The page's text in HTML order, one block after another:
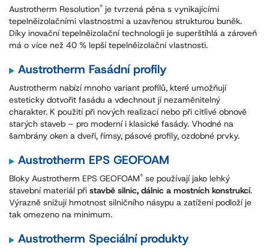
Austrotherm Resolution® je tvrzená pěna s vynikajícími
tepelněizolačními vlastnostmi a uzavřenou strukturou buněk.
Díky inovační tepelněizolační technologii je superštíhlá a zároveň
má o více než 40 % lepší tepelněizolační vlastnosti.
Austrotherm Fasádní profily
Austrotherm nabízí mnoho variant profilů, které umožňují
esteticky dotvořit fasádu a vdechnout jí nezaměnitelný
charakter. K použití při nových realizací nebo při citlivé obnově
starých staveb – pro moderní i klasické fasády. Vhodné na
šambrány oken a dveří, římsy, pásové profily, ozdobné prvky.
Austrotherm EPS GEOFOAM
Bloky Austrotherm EPS GEOFOAM® se používají jako lehký
stavební materiál při stavbě silnic, dálnic a mostních konstrukcí.
Výrazně snižují hmotnost silničního násypu a zatížení podloží je
tak omezeno na minimum.
Austrotherm Speciální produkty